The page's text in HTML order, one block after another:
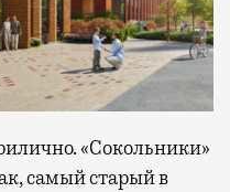
«Сокольники»
самый старый в